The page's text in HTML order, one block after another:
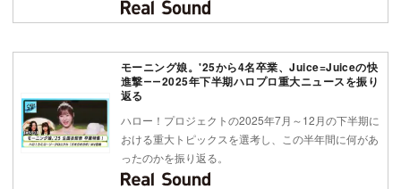
モーニング娘。'25から4名卒業、Juice=Juiceの快
進撃――2025年下半期ハロプロ重大ニュースを振り
返る
ハロー！プロジェクトの2025年7月～12月の下半期に
おける重大トピックスを選考し、この半年間に何があ
ったのかを振り返る。